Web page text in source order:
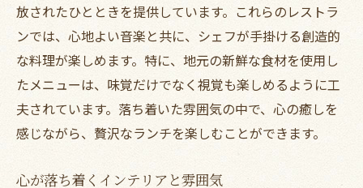
放されたひとときを提供しています。これらのレストラ
ンでは、心地よい音楽と共に、シェフが手掛ける創造的
な料理が楽しめます。特に、地元の新鮮な食材を使用し
たメニューは、味覚だけでなく視覚も楽しめるように工
夫されています。落ち着いた雰囲気の中で、心の癒しを
感じながら、贅沢なランチを楽しむことができます。
心が落ち着くインテリアと雰囲気